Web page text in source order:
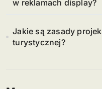
w reklamach display?
Jakie są zasady
turystycznej?